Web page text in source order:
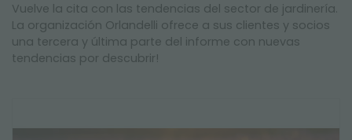
Vuelve la cita con las tendencias del sector de jardinería.
La organización Orlandelli ofrece a sus clientes y socios
una tercera y última parte del informe con nuevas
tendencias por descubrir!